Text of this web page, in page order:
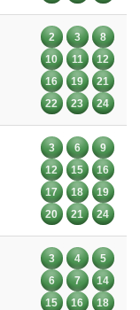
2 3
8
10
11
12
16
19
21
22
23 24
3 6
9
12
15
16
17
18
19
20
21 24
3 4
5
6
7
14
15
16
18